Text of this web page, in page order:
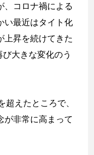
、コロナ禍による
い最近はタイト化
上昇を続けてきた
大きな変化のう
えたところで、
が非常に高まって